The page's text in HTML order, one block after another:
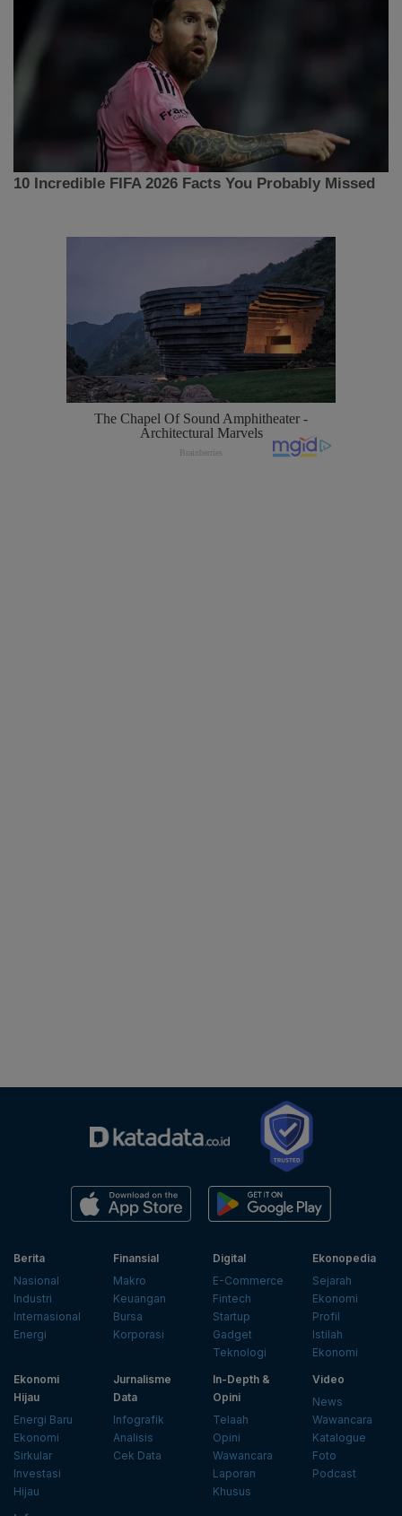
Berita
Nasional
Industri
Internasional
Energi
Finansial
Makro
Keuangan
Bursa
Korporasi
Digital
E-Commerce
Fintech
Startup
Gadget
Teknologi
Ekonopedia
Sejarah
Ekonomi
Profil
Istilah
Ekonomi
Ekonomi
Hijau
Energi Baru
Ekonomi
Sirkular
Investasi
Hijau
Jurnalisme
Data
Infografik
Analisis
Cek Data
In-Depth &
Opini
Telaah
Opini
Wawancara
Laporan
Khusus
Video
News
Wawancara
Katalogue
Foto
Podcast